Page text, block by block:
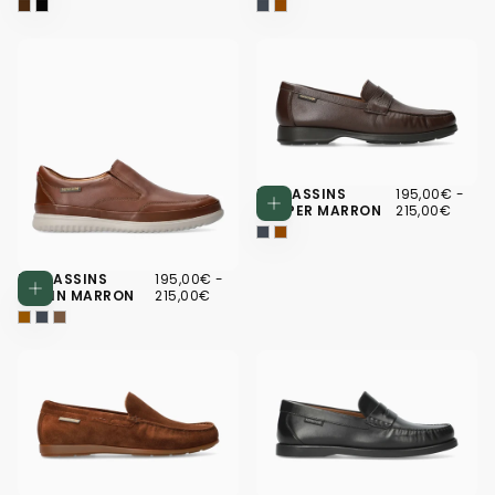
Choisissez des options
MOCASSINS
TWAIN MARRON
195,00€
PRIX
MINIMUM
195,00€ -
215,00€
Choisissez
MOCASSINS
HARPER MARRON
195,00€
PRIX
MINIMUM
195,00€ -
215,00€